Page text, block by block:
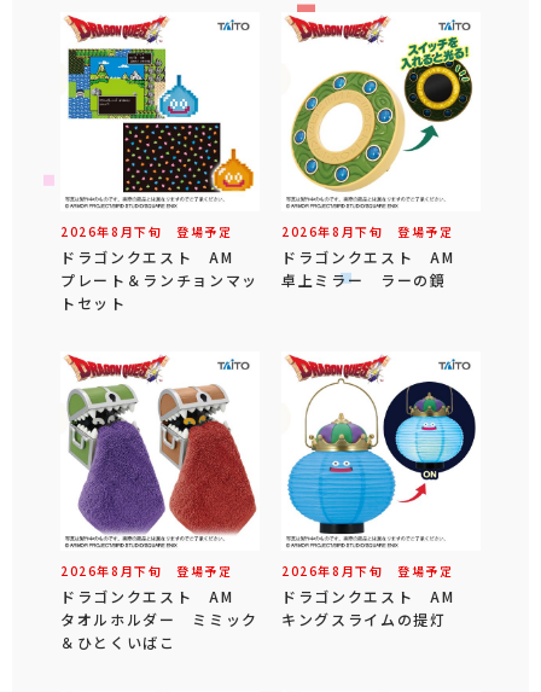
2026年8 月下旬 登場予定
ドラゴンクエスト AM
プレート＆ランチョンマッ
トセット
2026年8 月下旬 登場予定
ドラゴンクエスト AM
卓上ミラー ラーの鏡
2026年8 月下旬 登場予定
ドラゴンクエスト AM
タオルホルダー ミミック
＆ひとくいばこ
2026年8 月下旬 登場予定
ドラゴンクエスト AM
キングスライムの提灯